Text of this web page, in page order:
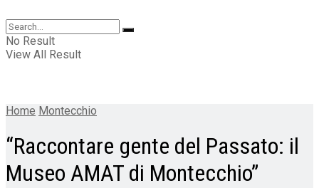
No Result
View All Result
Home Montecchio
“Raccontare gente del Passato: il
Museo AMAT di Montecchio”